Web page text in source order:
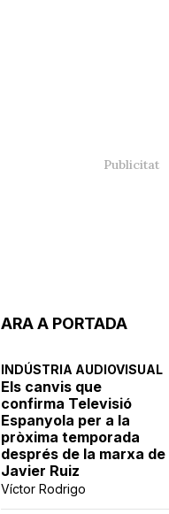
ARA A PORTADA
INDÚSTRIA AUDIOVISUAL
Els canvis que
confirma Televisió
Espanyola per a la
pròxima temporada
després de la marxa de
Javier Ruiz
Víctor Rodrigo